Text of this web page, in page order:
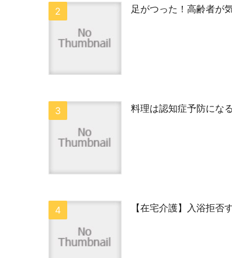
足がつった！高齢者が
料理は認知症予防にな
【在宅介護】入浴拒